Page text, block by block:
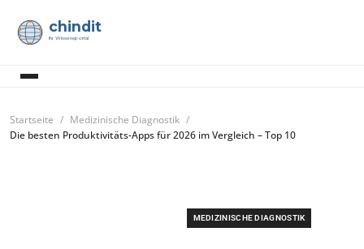
chindit
Ihr Wissensportal
Startseite
Medizinische Diagnostik
Die besten Produktivitäts-Apps für 2026 im Vergleich – Top 10
MEDIZINISCHE DIAGNOSTIK